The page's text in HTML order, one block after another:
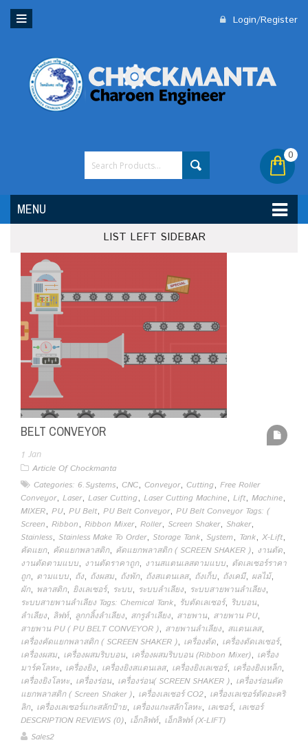
Login/Register
0
MENU
LIST LEFT SIDEBAR
BELT CONVEYOR
1 Jan
Article Of Chockmanta
Categories: 6.Systems, CNC, Conveyor, Cutting, Free Roller
Conveyor, Laser, Laser Cutting, Laser Cutting Machine, Lift, Machine,
MIXER, PU, PU Belt, PU Belt Conveyor, PU Belt Conveyor Tags: (
Screen, Ribbon, Ribbon Mixer, Roller, Screen Shaker, Shaker,
Stainless, Stainless Make To Order, Storage Tank, System, Tank, X-Lift,
คัดแยก, คัดแยกพลาสติก, คัดแยกพลาสติก ( SCREEN SHAKER ), งานตัด,
งานตัดตามแบบ, งานตัดราคาถูก, งานสแตนเลสตามแบบ, ตัดเลเซอร์ราคา
ถูก, ตามแบบ, ถัง, ถังผสม, ถังพัก, ถังสแตนเลส, ถังเก็บ, ถังเคมี, ผลไม้,
ผัก, พลาสติก, ยิงเลเซอร์, ระบบ, ระบบลำเลียง, ระบบสายพานลำเลียง,
ระบบสายพานลำเลียง Tags: Chemical Tank, รับตัดเลเซอร์, ริบบอน,
ลำเลียง, ลิฟท์, ลูกกลิ้งลำเลียง, สกรูลำเลียง, สายพาน, สายพาน PU,
สายพาน PU ( PU BELT CONVEYOR ), สายพานลำเลียง, สแตนเลส,
เครื่องคัดแยกพลาสติก ( SCREEN SHAKER ), เครื่องตัด, เครื่องตัดเลเซอร์,
เครื่องผสม, เครื่องผสมริบบอน, เครื่องผสมริบบอน (Ribbon Mixer), เครื่อง
มาร์คโลหะ, เครื่องยิง, เครื่องยิงสแตนเลส, เครื่องยิงเลเซอร์, เครื่องยิงเหล็ก,
เครื่องยิงโลหะ, เครื่องร่อน, เครื่องร่อน( SCREEN SHAKER ), เครื่องร่อนคัด
แยกพลาสติก ( Screen Shaker ), เครื่องเลเซอร์ CO2, เครื่องเลเซอร์ตัดอะคริ
ลิก, เครื่องเลเซอร์แกะสลักป้าย, เครื่องแกะสลักโลหะ, เลเซอร์, เลเซอร์
DESCRIPTION REVIEWS (0), เอ็กลิฟท์, เอ็กลิฟท์ (X-LIFT)
Sales2